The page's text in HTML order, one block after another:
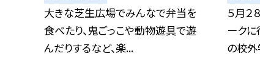
大きな芝生広場でみんなで弁当を
食べたり、鬼ごっこや動物遊具で遊
んだりするなど、楽...
５月２
ークに
の校